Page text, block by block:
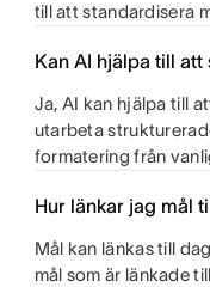
till att standardisera
Kan AI hjälpa till att
Ja, AI kan hjälpa till
utarbeta
formatering från
Hur länkar jag mål
Mål kan länkas till
mål som är länkade